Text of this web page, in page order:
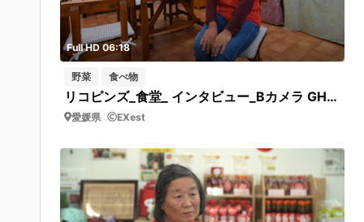
Full HD 06:18
野菜 食べ物
リコピンズ_食堂_ インタビュー_Bカメラ GH010154 冨城さんインタビュー
愛媛県 EXest